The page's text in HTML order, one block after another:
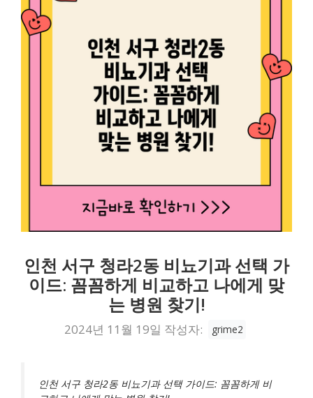
인천 서구 청라2동 비뇨기과 선택 가
이드: 꼼꼼하게 비교하고 나에게 맞
는 병원 찾기!
2024년 11월 19일 작성자: grime2
인천 서구 청라2동 비뇨기과 선택 가이드: 꼼꼼하게 비